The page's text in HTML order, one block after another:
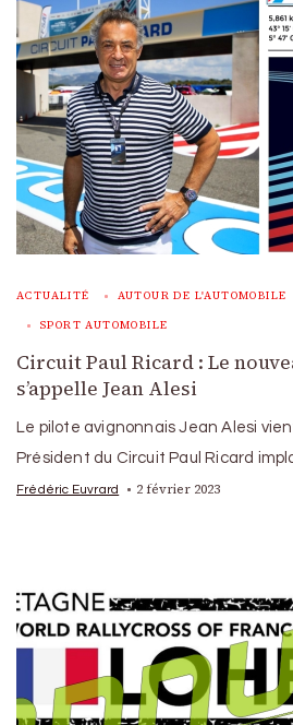
ACTUALITÉ AUTOUR DE L'AUTOMOBILE
SPORT AUTOMOBILE
Circuit Paul Ricard : Le
s’appelle Jean Alesi
Le pilote avignonnais Jean Alesi
Président du Circuit Paul Ricard
Frédéric Euvrard 2 février 2023